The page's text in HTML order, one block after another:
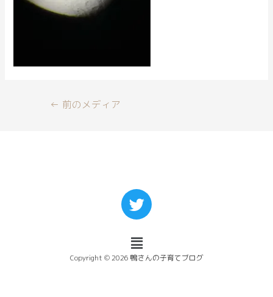
← 前のメディア
Copyright © 2026 鴨さんの子育てブログ